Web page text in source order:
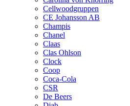
Cellwoodgruppen
CE Johansson AB
Champis
Chanel
Claas
Clas Ohlson
Clock
Coop
Coca-Cola
CSR
De Beers